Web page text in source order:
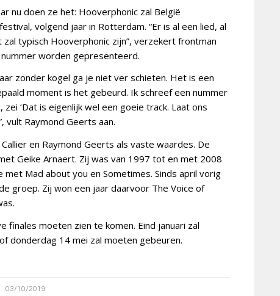
nu doen ze het: Hooverphonic zal België
volgend jaar in Rotterdam. “Er is al een lied, al
typisch Hooverphonic zijn”, verzekert frontman
worden gepresenteerd.
zonder kogel ga je niet ver schieten. Het is een
moment is het gebeurd. Ik schreef een nummer
‘Dat is eigenlijk wel een goeie track. Laat ons
vult Raymond Geerts aan.
en Raymond Geerts als vaste waardes. De
Geike Arnaert. Zij was van 1997 tot en met 2008
Mad about you en Sometimes. Sinds april vorig
groep. Zij won een jaar daarvoor The Voice of
moeten zien te komen. Eind januari zal
donderdag 14 mei zal moeten gebeuren.
03/10/2019